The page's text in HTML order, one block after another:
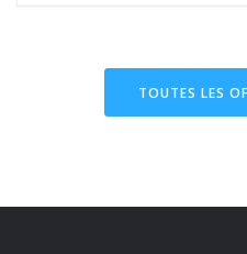
TOUTES LES